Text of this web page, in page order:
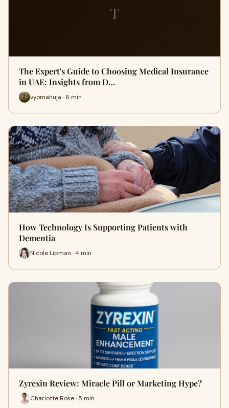
T
The Expert's Guide to Choosing Medical Insurance
in UAE: Insights from D…
vyomahuja · 6 min
How Technology Is Supporting Patients with
Dementia
Nicole Lipman · 4 min
Zyrexin Review: Miracle Pill or Marketing Hype?
Charlotte Rose · 5 min